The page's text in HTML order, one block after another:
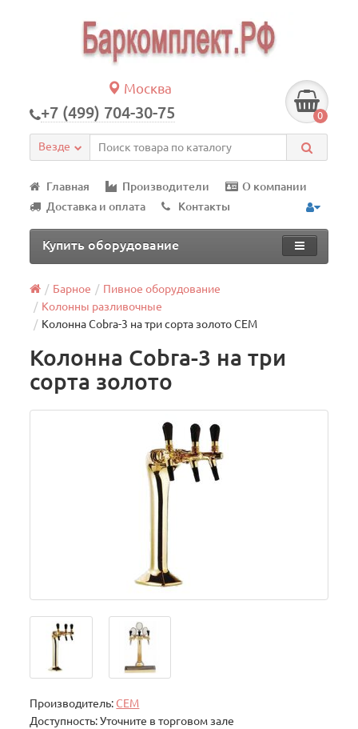
Москва
+7 (499) 704-30-75 0
Везде
Главная Производители
О компании
Доставка и оплата
Контакты
Купить оборудование
Барное
Пивное оборудование
Колонны разливочные
Колонна Cobra-3 на три сорта золото CEM
Колонна Cobra-3 на три
сорта золото
Производитель: CEM
Доступность: Уточните в торговом зале